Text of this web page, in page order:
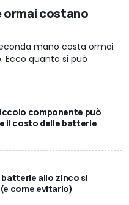
ormai costano
mano costa ormai
quanto si può
componente può
il costo delle batterie
batterie allo zinco si
come evitarlo)